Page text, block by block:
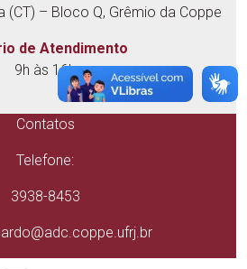
(CT) – Bloco Q, Grêmio da Coppe
de Atendimento
9h às 16h
Contatos
Telefone:
3938-8453